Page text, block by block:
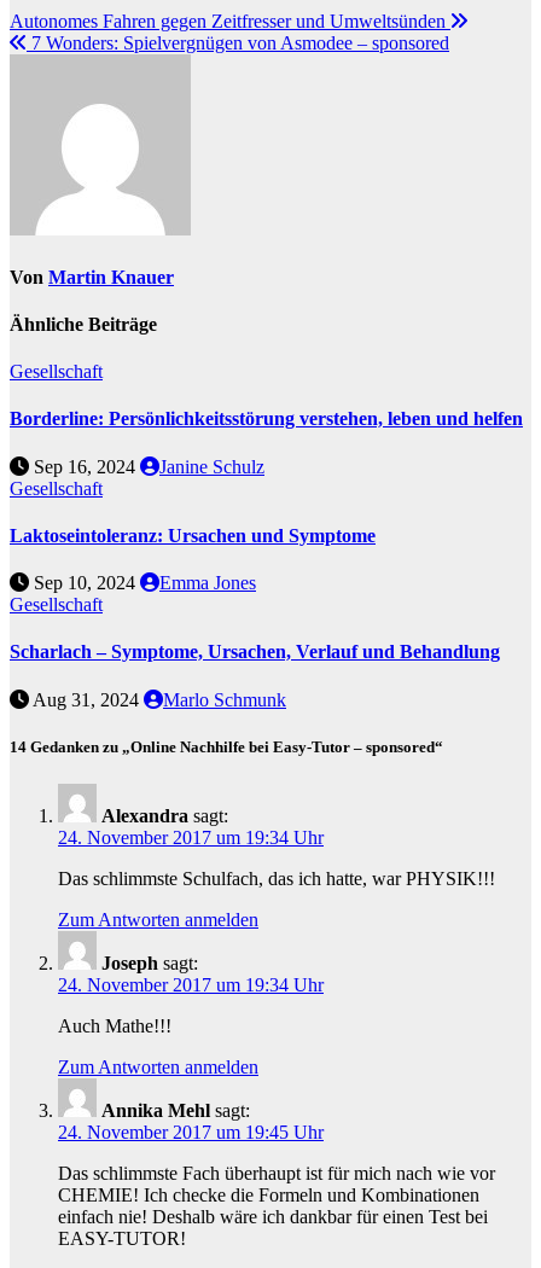
Autonomes Fahren gegen Zeitfresser und Umweltsünden
7 Wonders: Spielvergnügen von Asmodee – sponsored
Von Martin Knauer
Ähnliche Beiträge
Gesellschaft
Borderline: Persönlichkeitsstörung verstehen, leben und helfen
Sep 16, 2024
Janine Schulz
Gesellschaft
Laktoseintoleranz: Ursachen und Symptome
Sep 10, 2024
Emma Jones
Gesellschaft
Scharlach – Symptome, Ursachen, Verlauf und Behandlung
Aug 31, 2024 Marlo Schmunk
14 Gedanken zu „Online Nachhilfe bei Easy-Tutor – sponsored“
Alexandra sagt:
24. November 2017 um 19:34 Uhr
Das schlimmste Schulfach, das ich hatte, war PHYSIK!!!
Zum Antworten anmelden
Joseph sagt:
24. November 2017 um 19:34 Uhr
Auch Mathe!!!
Zum Antworten anmelden
Annika Mehl sagt:
24. November 2017 um 19:45 Uhr
Das schlimmste Fach überhaupt ist für mich nach wie vor
CHEMIE! Ich checke die Formeln und Kombinationen
einfach nie! Deshalb wäre ich dankbar für einen Test bei
EASY-TUTOR!